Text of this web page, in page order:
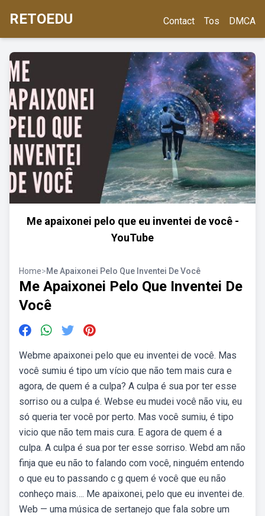
RETOEDU Contact Tos DMCA
Me apaixonei pelo que eu inventei de você -
YouTube
Home>Me Apaixonei Pelo Que Inventei De Você
Me Apaixonei Pelo Que Inventei De
Você
Webme apaixonei pelo que eu inventei de você. Mas
você sumiu é tipo um vício que não tem mais cura e
agora, de quem é a culpa? A culpa é sua por ter esse
sorriso ou a culpa é. Webse eu mudei você não viu, eu
só queria ter você por perto. Mas você sumiu, é tipo
vicio que não tem mais cura. E agora de quem é a
culpa. A culpa é sua por ter esse sorriso. Webd am não
finja que eu não to falando com você, ninguém entendo
o que eu to passando c g quem é você que eu não
conheço mais…. Me apaixonei, pelo que eu inventei de.
Web — uma música de sertanejo que fala sobre um